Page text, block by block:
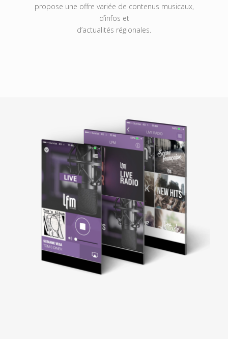
propose une offre variée de contenus musicaux,
d’infos et
d’actualités régionales.